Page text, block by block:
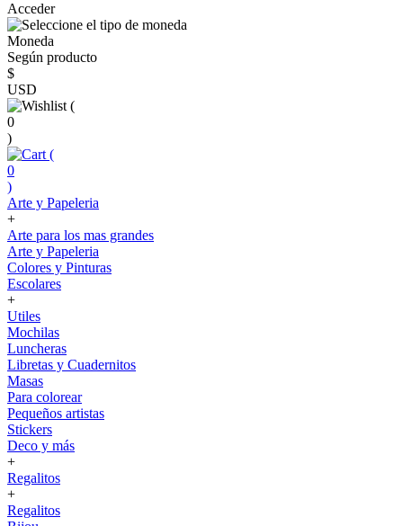
Acceder
Moneda
Según producto
$
USD
(
0
)
(
0
)
Arte y Papeleria
+
Arte para los mas grandes
Arte y Papeleria
Colores y Pinturas
Escolares
+
Utiles
Mochilas
Luncheras
Libretas y Cuadernitos
Masas
Para colorear
Pequeños artistas
Stickers
Deco y más
+
Regalitos
+
Regalitos